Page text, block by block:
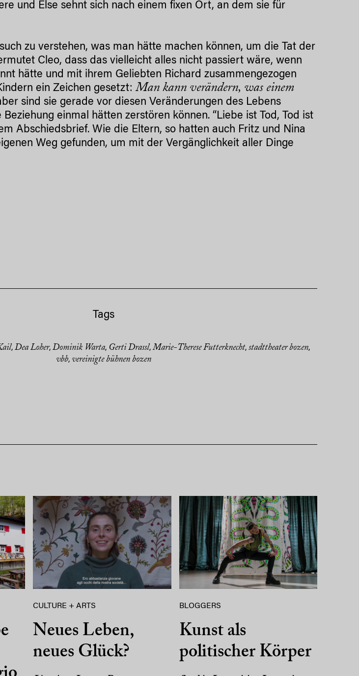
und Else sehnt sich nach einem fixen Ort, an dem sie für
zu verstehen, was man hätte machen können, um die Tat der
Cleo, dass das vielleicht alles nicht passiert wäre, wenn
hätte und mit ihrem Geliebten Richard zusammengezogen
ein Zeichen gesetzt:Man kann verändern, was einem
sind sie gerade vor diesen Veränderungen des Lebens
einmal hätten zerstören können. “Liebe ist Tod, Tod ist
Abschiedsbrief. Wie die Eltern, so hatten auch Fritz und Nina
Weg gefunden, um mit der Vergänglichkeit aller Dinge
Tags
, Dea Loher, Dominik Warta, Gerti Drassl, Marie-Therese Futterknecht, stadttheater bozen,
vbb, vereinigte bühnen bozen
CULTURE + ARTS
Neues Leben,
neues Glück?
BLOGGERS
Kunst als
politischer Körper